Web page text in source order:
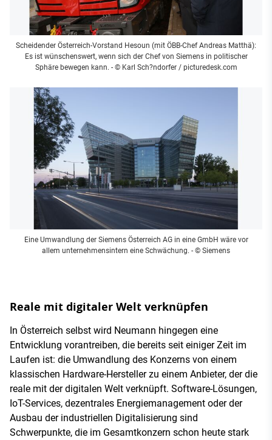
Scheidender Österreich-Vorstand Hesoun (mit ÖBB-Chef Andreas Matthä):
Es ist wünschenswert, wenn sich der Chef von Siemens in politischer
Sphäre bewegen kann. - © Karl Sch?ndorfer / picturedesk.com
Eine Umwandlung der Siemens Österreich AG in eine GmbH wäre vor
allem unternehmensintern eine Schwächung. - © Siemens
Reale mit digitaler Welt verknüpfen
In Österreich selbst wird Neumann hingegen eine
Entwicklung vorantreiben, die bereits seit einiger Zeit im
Laufen ist: die Umwandlung des Konzerns von einem
klassischen Hardware-Hersteller zu einem Anbieter, der die
reale mit der digitalen Welt verknüpft. Software-Lösungen,
IoT-Services, dezentrales Energiemanagement oder der
Ausbau der industriellen Digitalisierung sind
Schwerpunkte, die im Gesamtkonzern schon heute stark